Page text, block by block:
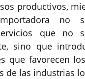
productivos,
no
que no
sino que
que favorecen
de las industrias